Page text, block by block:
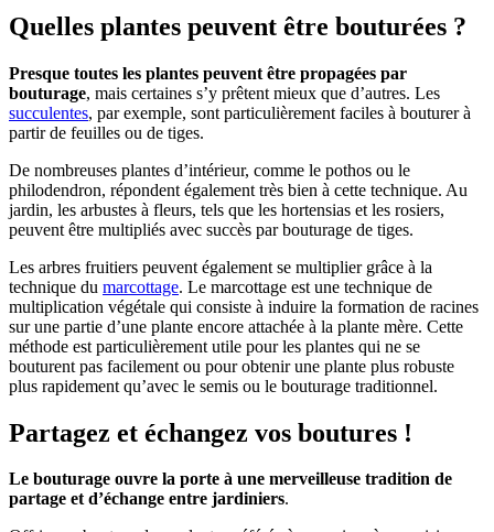
Quelles plantes peuvent être bouturées ?
Presque toutes les plantes peuvent être propagées par
bouturage, mais certaines s’y prêtent mieux que d’autres. Les
succulentes, par exemple, sont particulièrement faciles à bouturer à
partir de feuilles ou de tiges.
De nombreuses plantes d’intérieur, comme le pothos ou le
philodendron, répondent également très bien à cette technique. Au
jardin, les arbustes à fleurs, tels que les hortensias et les rosiers,
peuvent être multipliés avec succès par bouturage de tiges.
Les arbres fruitiers peuvent également se multiplier grâce à la
technique du marcottage. Le marcottage est une technique de
multiplication végétale qui consiste à induire la formation de racines
sur une partie d’une plante encore attachée à la plante mère. Cette
méthode est particulièrement utile pour les plantes qui ne se
bouturent pas facilement ou pour obtenir une plante plus robuste
plus rapidement qu’avec le semis ou le bouturage traditionnel.
Partagez et échangez vos boutures !
Le bouturage ouvre la porte à une merveilleuse tradition de
partage et d’échange entre jardiniers.